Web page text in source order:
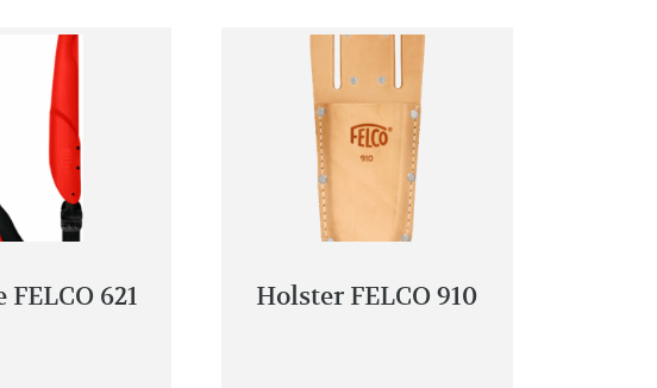
FELCO 621 Holster FELCO 910